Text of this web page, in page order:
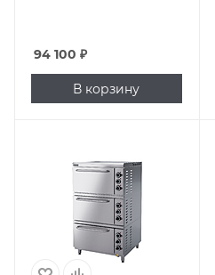
94 100 ₽
В корзину
220 В, 380 В; 3
емкостей;
противни 530х470
мм; от 20 до 270
°С; 14.4 кВт